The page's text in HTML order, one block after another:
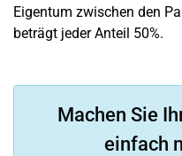
Eigentum zwischen den
beträgt jeder Anteil 50%.
Machen Sie
einfach